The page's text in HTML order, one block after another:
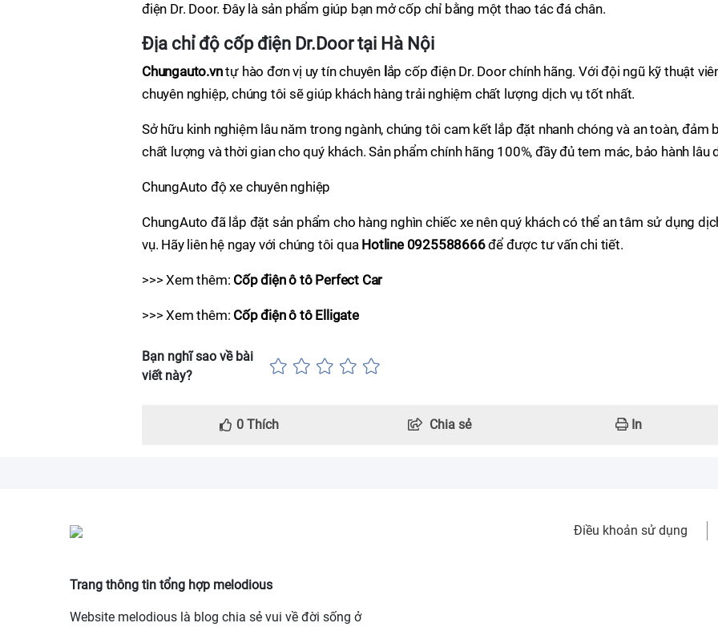
điện Dr. Door. Đây là sản phẩm giúp bạn mở cốp chỉ bằng một thao tác đá chân.
Địa chỉ độ cốp điện Dr.Door tại Hà Nội
Chungauto.vntự hào đơn vị uy tín chuyên ắp cốp điện Dr. Door chính hãng. Với đội ngũ kỹ thuật
chuyên nghiệp, chúng tôi sẽ giúp khách hàng trải nghiệm chất lượng dịch vụ tốt nhất.
Sở hữu kinh nghiệm lâu năm trong ngành, chúng tôi cam kết lắp đặt nhanh chóng và an toàn, đảm
chất lượng và thời gian cho quý khách. Sản phẩm chính hãng 100%, đầy đủ tem mác, bảo hành lâu
ChungAuto độ xe chuyên nghiệp
ChungAuto đã lắp đặt sản phẩm cho hàng nghìn chiếc xe nên quý khách có thể an tâm sử dụng
vụ. Hãy liên hệ ngay với chúng tôi qua Hotline 0925588666để được tư vấn chi tiết.
>>> Xem thêm: Cốp điện ô tô Perfect Car
>>> Xem thêm: Cốp điện ô tô Elligate
Bạn nghĩ sao về bài
viết này?
0 Thích Chia sẻ In
Điều khoản sử dụng
Trang thông tin tổng hợp melodious
Website melodious là blog chia sẻ vui về đời sống ở